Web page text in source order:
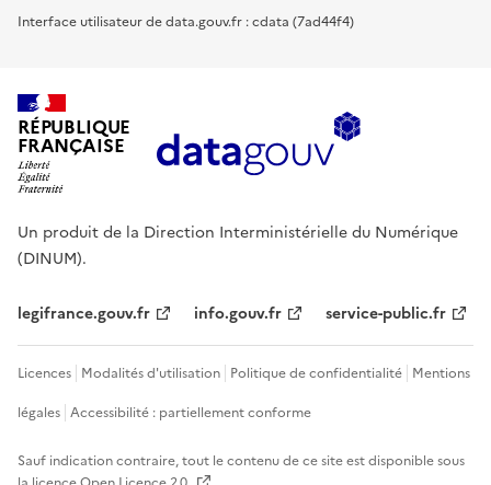
Interface utilisateur de data.gouv.fr : cdata (7ad44f4)
RÉPUBLIQUE
FRANÇAISE
Un produit de la Direction Interministérielle du Numérique
(DINUM).
legifrance.gouv.fr info.gouv.fr service-public.fr
Licences Modalités d'utilisation Politique de confidentialité Mentions
légales Accessibilité : partiellement conforme
Sauf indication contraire, tout le contenu de ce site est disponible sous